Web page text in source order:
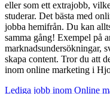
eller som ett extrajobb,
studerar. Det bästa med
jobba hemifrån. Du kan
samma gång! Exempel på
marknadsundersökningar,
skapa content. Tror du att
inom online marketing i
Lediga jobb inom Online